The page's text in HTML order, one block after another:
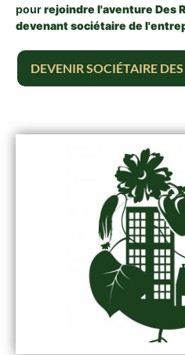
pourrejoindre l'aventure Des
devenant sociétaire de
DEVENIR SOCIÉTAIRE